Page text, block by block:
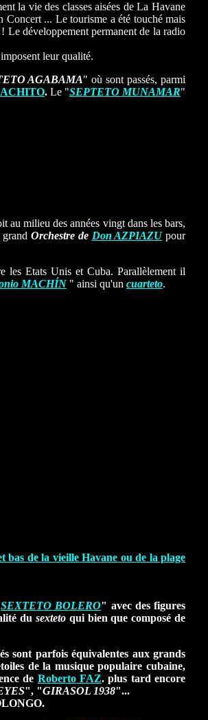
la vie des classes aisées de La Havane
Concert ... Le tourisme a été touché mais
Le développement permanent de la radio
imposent leur qualité.
AGABAMA" où sont passés, parmi
. Le "SEPTETO MUNAMAR"
au milieu des années vingt dans les bars,
grandOrchestre de Don AZPIAZUpour
les Etats Unis et Cuba. Parallèlement il
MACHÍN " ainsi qu'un cuarteto.
bas de la vieille Havane ou de la plage
SEXTETO BOLERO" avec des figures
du sextetoqui bien que composé de
sont parfois équivalentes aux grands
de la musique populaire cubaine,
de Roberto FAZ. plus tard encore
", "GIRASOL 1938"...
.